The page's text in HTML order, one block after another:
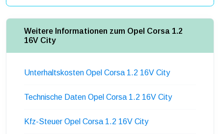
Weitere Informationen zum Opel Corsa 1.2
16V City
Unterhaltskosten Opel Corsa 1.2 16V City
Technische Daten Opel Corsa 1.2 16V City
Kfz-Steuer Opel Corsa 1.2 16V City